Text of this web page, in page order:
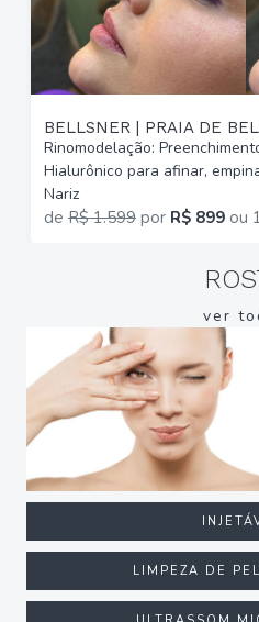
BELLSNER | PRAIA DE
Rinomodelação:
Hialurônico para afinar,
Nariz
de R$ 1.599 por R$ 899 ou
ver
LIMPEZA DE